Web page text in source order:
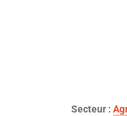
Secteur :